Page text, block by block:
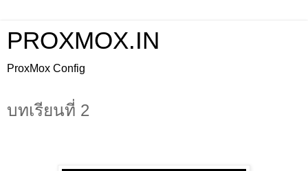
PROXMOX.IN
ProxMox Config
บทเรียนที่ 2